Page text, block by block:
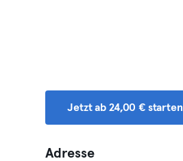
Jetzt ab 24,00 € starten
Adresse